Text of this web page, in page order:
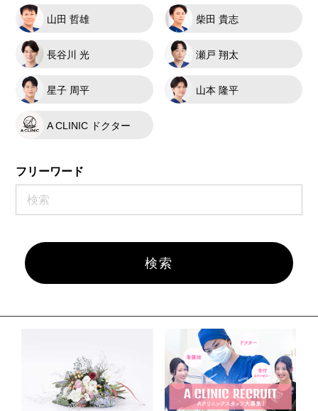
山田 哲雄 柴田 貴志
長谷川 光 瀬戸 翔太
星子 周平 山本 隆平
A CLINIC ドクター
フリーワード